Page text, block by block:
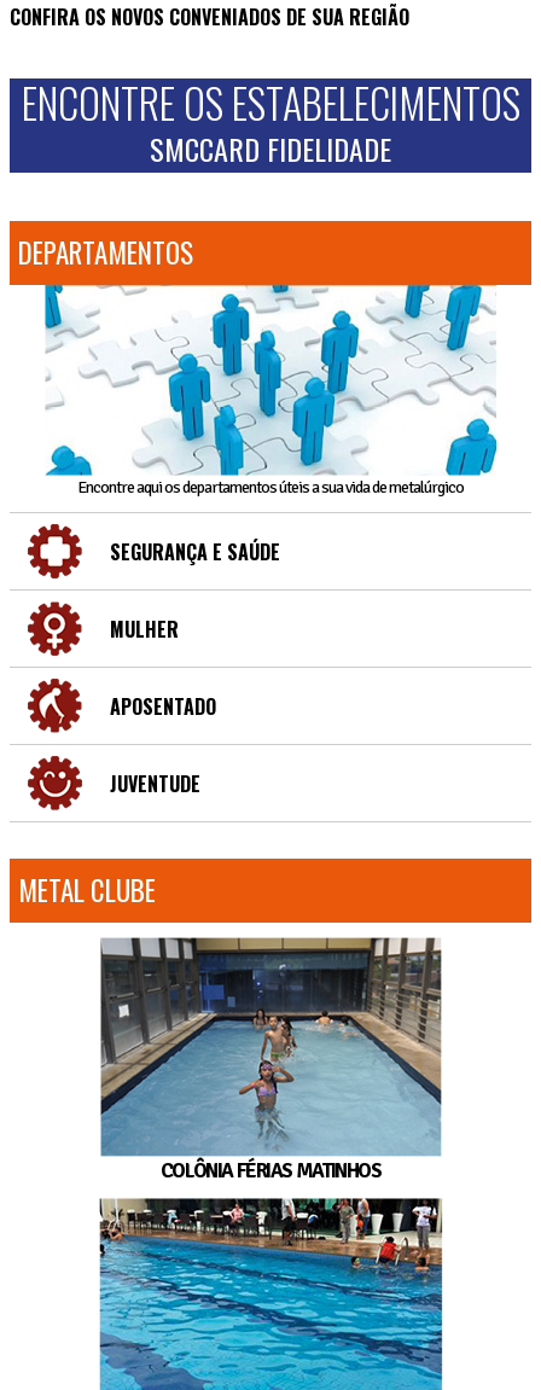
CONFIRA OS NOVOS CONVENIADOS DE SUA REGIÃO
ENCONTRE OS ESTABELECIMENTOS
SMCCARD FIDELIDADE
DEPARTAMENTOS
Encontre aqui os departamentos úteis a sua vida de metalúrgico
SEGURANÇA E SAÚDE
MULHER
APOSENTADO
JUVENTUDE
METAL CLUBE
COLÔNIA FÉRIAS MATINHOS